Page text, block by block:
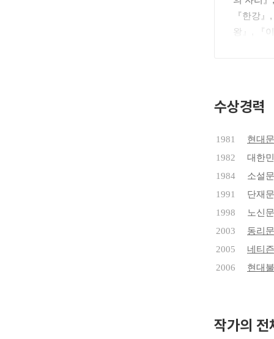
『한강
왕』, 『
있다.
고초 끝
모순을
들에 의해
탈고한
의 말미
대하소설
하게 남
진실을
수상경력
1981
현대
1982
대한
1984
소설
1991
단재
1998
노신
2003
동리
2005
네티
2006
현대
작가의 전